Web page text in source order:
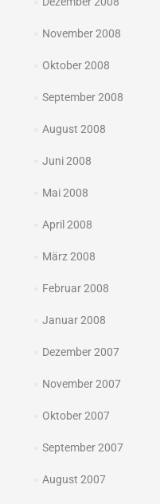
November 2008
Oktober 2008
September 2008
August 2008
Juni 2008
Mai 2008
April 2008
März 2008
Februar 2008
Januar 2008
Dezember 2007
November 2007
Oktober 2007
September 2007
August 2007